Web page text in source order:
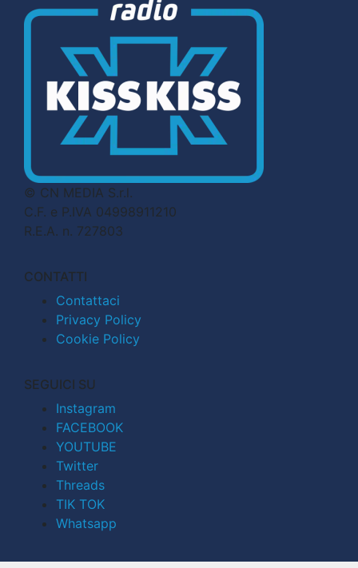
© CN MEDIA S.r.l.
C.F. e P.IVA 04998911210
R.E.A. n. 727803
CONTATTI
Contattaci
Privacy Policy
Cookie Policy
SEGUICI SU
Instagram
FACEBOOK
YOUTUBE
Twitter
Threads
TIK TOK
Whatsapp